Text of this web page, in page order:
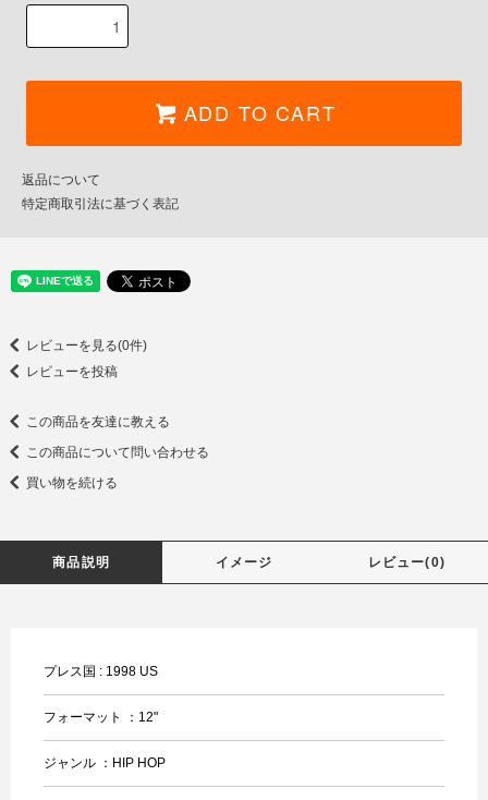
ADD TO CART
返品について
特定商取引法に基づく表記
レビューを見る(0件)
レビューを投稿
この商品を友達に教える
この商品について問い合わせる
買い物を続ける
商品説明 イメージ レビュー(0)
プレス国 : 1998 US
フォーマット ：12"
ジャンル ：HIP HOP